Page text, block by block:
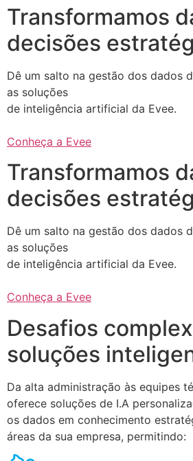
Transformamos
decisões
Dê um salto na gestão dos dados
as soluções
de inteligência artificial da Evee.
Conheça a Evee
Transformamos
decisões
Dê um salto na gestão dos dados
as soluções
de inteligência artificial da Evee.
Conheça a Evee
Desafios
soluções
Da alta administração às equipes
oferece soluções de I.A
os dados em conhecimento
áreas da sua empresa, permitindo: